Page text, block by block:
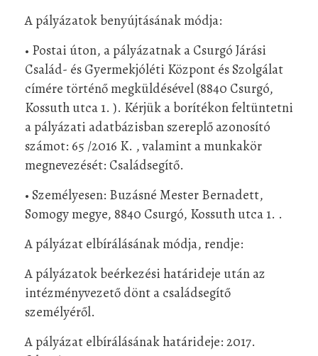
A pályázatok benyújtásának módja:
• Postai úton, a pályázatnak a Csurgó Járási
Család- és Gyermekjóléti Központ és Szolgálat
címére történő megküldésével (8840 Csurgó,
Kossuth utca 1. ). Kérjük a borítékon feltüntetni
a pályázati adatbázisban szereplő azonosító
számot: 65 /2016 K. , valamint a munkakör
megnevezését: Családsegítő.
• Személyesen: Buzásné Mester Bernadett,
Somogy megye, 8840 Csurgó, Kossuth utca 1. .
A pályázat elbírálásának módja, rendje:
A pályázatok beérkezési határideje után az
intézményvezető dönt a családsegítő
személyéről.
A pályázat elbírálásának határideje: 2017.